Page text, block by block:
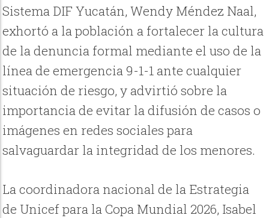
Sistema DIF Yucatán, Wendy Méndez Naal,
exhortó a la población a fortalecer la cultura
de la denuncia formal mediante el uso de la
línea de emergencia 9-1-1 ante cualquier
situación de riesgo, y advirtió sobre la
importancia de evitar la difusión de casos o
imágenes en redes sociales para
salvaguardar la integridad de los menores.
La coordinadora nacional de la Estrategia
de Unicef para la Copa Mundial 2026, Isabel